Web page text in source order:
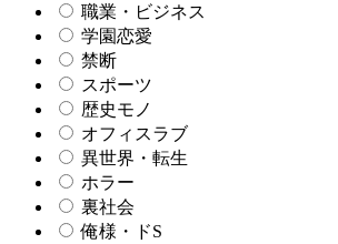
職業・ビジネス
学園恋愛
禁断
スポーツ
歴史モノ
オフィスラブ
異世界・転生
ホラー
裏社会
俺様・ドS